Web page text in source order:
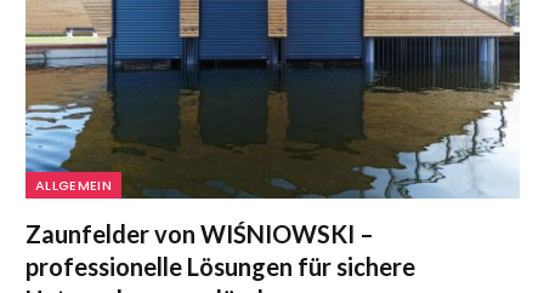
ALLGEMEIN
Zaunfelder von WIŚNIOWSKI –
professionelle Lösungen für sichere